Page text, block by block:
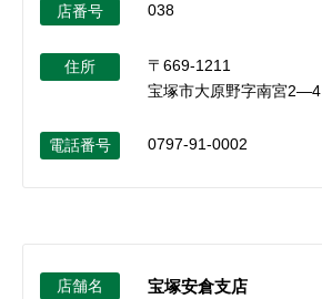
店番号 038
住所
〒669-1211
宝塚市大原野字南宮2―4
電話番号 0797-91-0002
店舗名 宝塚安倉支店